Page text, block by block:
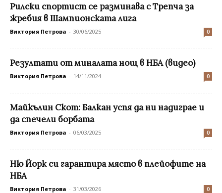
Рилски спортист се разминава с Трепча за
жребия в Шампионската лига
Виктория Петрова - 30/06/2025 0
Резултати от миналата нощ в НБА (видео)
Виктория Петрова - 14/11/2024 0
Майкълин Скот: Балкан успя да ни надиграе и
да спечели борбата
Виктория Петрова - 06/03/2025 0
Ню Йорк си гарантира място в плейофите на
НБА
Виктория Петрова - 31/03/2026 0